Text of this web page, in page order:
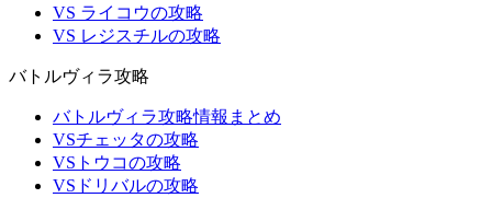
VS ライコウの攻略
VS レジスチルの攻略
バトルヴィラ攻略
バトルヴィラ攻略情報まとめ
VSチェッタの攻略
VSトウコの攻略
VSドリバルの攻略